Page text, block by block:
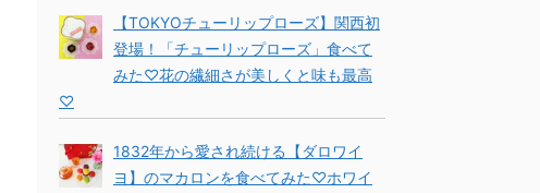
【TOKYOチューリップローズ】関西初
登場！「チューリップローズ」食べて
みた♡花の繊細さが美しくと味も最高
♡
1832年から愛され続ける【ダロワイ
ヨ】のマカロンを食べてみた♡ホワイ